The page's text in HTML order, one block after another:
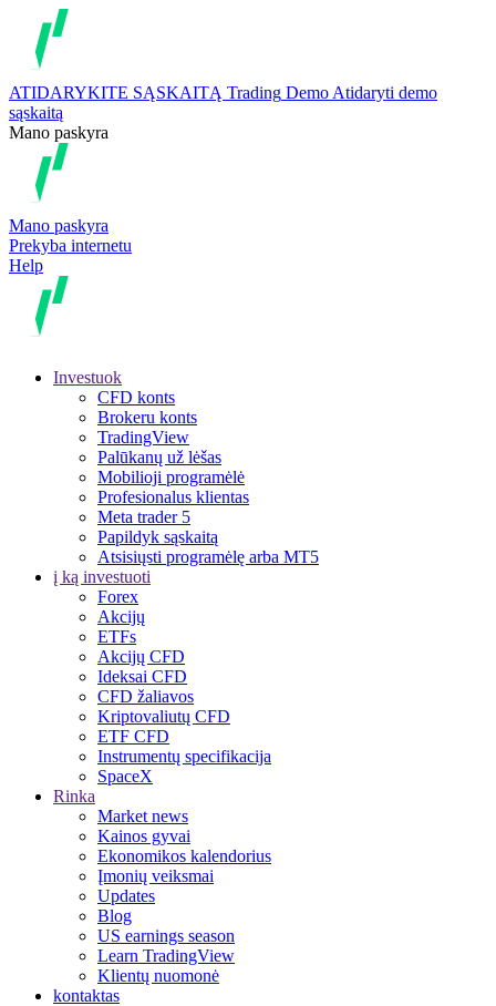
ATIDARYKITE SĄSKAITĄ Trading Demo Atidaryti demo
sąskaitą
Mano paskyra
Mano paskyra
Prekyba internetu
Help
Investuok
CFD konts
Brokeru konts
TradingView
Palūkanų už lėšas
Mobilioji programėlė
Profesionalus klientas
Meta trader 5
Papildyk sąskaitą
Atsisiųsti programėlę arba MT5
į ką investuoti
Forex
Akcijų
ETFs
Akcijų CFD
Ideksai CFD
CFD žaliavos
Kriptovaliutų CFD
ETF CFD
Instrumentų specifikacija
SpaceX
Rinka
Market news
Kainos gyvai
Ekonomikos kalendorius
Įmonių veiksmai
Updates
Blog
US earnings season
Learn TradingView
Klientų nuomonė
kontaktas